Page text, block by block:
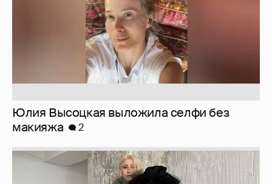
Юлия Высоцкая выложила селфи без
макияжа
2